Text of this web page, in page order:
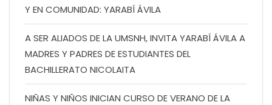
Y EN COMUNIDAD: YARABÍ ÁVILA
A SER ALIADOS DE LA UMSNH, INVITA YARABÍ ÁVILA A
MADRES Y PADRES DE ESTUDIANTES DEL
BACHILLERATO NICOLAITA
NIÑAS Y NIÑOS INICIAN CURSO DE VERANO DE LA